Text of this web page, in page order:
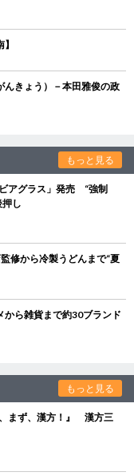
きょう）－本田雅俊の政
もっと見る
アグラス」発売 “強制
し
修から冷製うどんまで“夏
ら雑貨まで約30ブランド
もっと見る
まず、漢方！』 漢方三